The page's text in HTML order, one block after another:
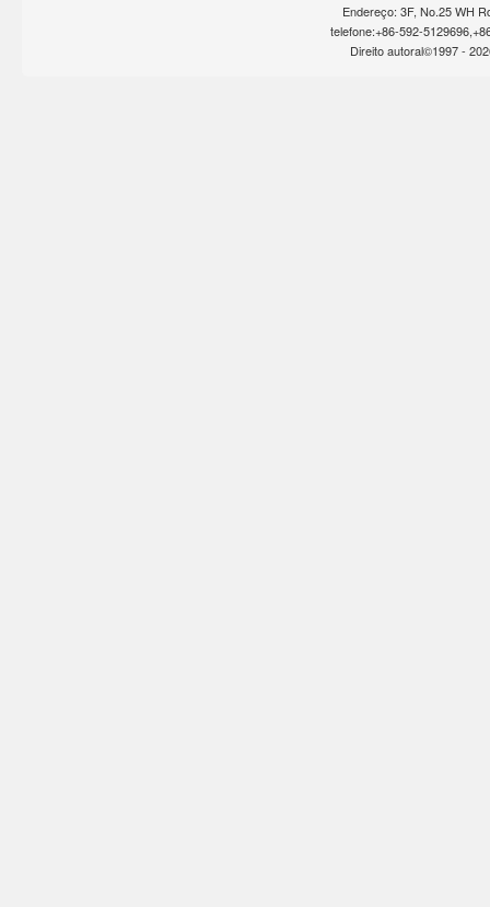
Endereço: 3F, No.25 WH
telefone:+86-592-
Direito autoral©1997 -